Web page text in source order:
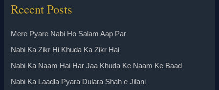
Recent Posts
Mere Pyare Nabi Ho Salam Aap Par
Nabi Ka Zikr Hi Khuda Ka Zikr Hai
Nabi Ka Naam Hai Har Jaa Khuda Ke Naam Ke Baad
Nabi Ka Laadla Pyara Dulara Shah e Jilani